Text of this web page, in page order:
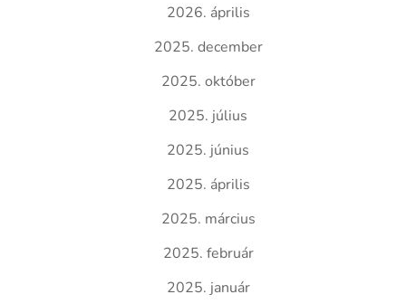
2026. április
2025. december
2025. október
2025. július
2025. június
2025. április
2025. március
2025. február
2025. január